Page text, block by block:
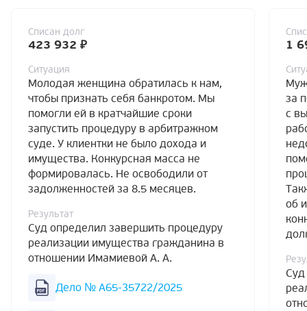
Списан долг
423 932 ₽
Ситуация
Молодая женщина обратилась к нам,
чтобы признать себя банкротом. Мы
помогли ей в кратчайшие сроки
запустить процедуру в арбитражном
суде. У клиентки не было дохода и
имущества. Конкурсная масса не
формировалась. Не освободили от
задолженностей за 8.5 месяцев.
Результат
Суд определил завершить процедуру
реализации имущества гражданина в
отношении Имамиевой А. А.
Дело № А65-35722/2025
1
за
с
об